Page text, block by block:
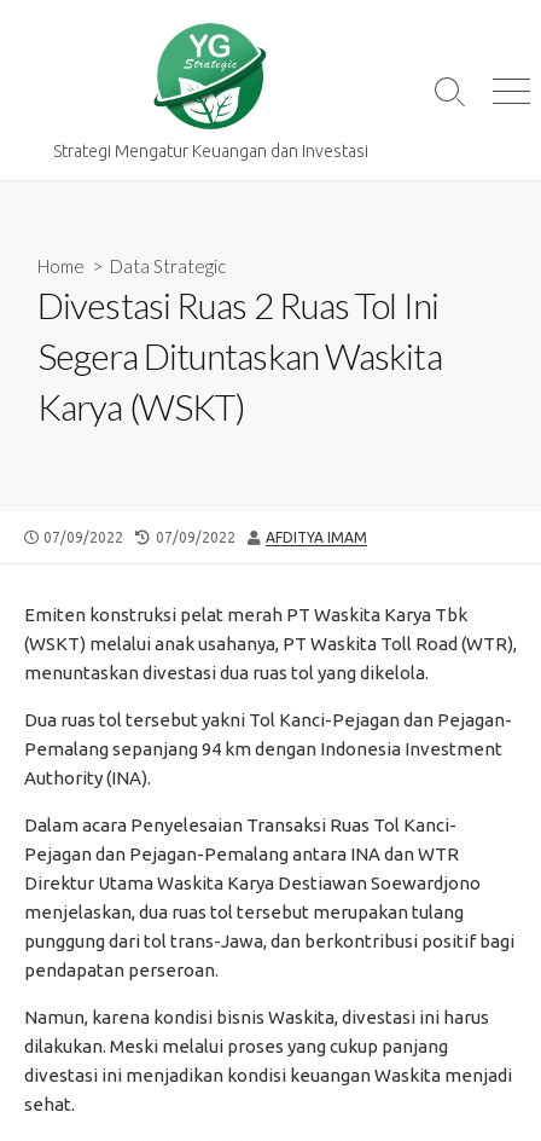
Strategi Mengatur Keuangan dan Investasi
Search
Home > Data Strategic
Divestasi Ruas 2 Ruas Tol Ini
Segera Dituntaskan Waskita
Karya (WSKT)
PUBLISHED
07/09/2022
LAST
07/09/2022 AUTHOR
AFDITYA IMAM
Emiten konstruksi pelat merah PT Waskita Karya Tbk
(WSKT) melalui anak usahanya, PT Waskita Toll Road (WTR),
menuntaskan divestasi dua ruas tol yang dikelola.
Dua ruas tol tersebut yakni Tol Kanci-Pejagan dan Pejagan-
Pemalang sepanjang 94 km dengan Indonesia Investment
Authority (INA).
Dalam acara Penyelesaian Transaksi Ruas Tol Kanci-
Pejagan dan Pejagan-Pemalang antara INA dan WTR
Direktur Utama Waskita Karya Destiawan Soewardjono
menjelaskan, dua ruas tol tersebut merupakan tulang
punggung dari tol trans-Jawa, dan berkontribusi positif bagi
pendapatan perseroan.
Namun, karena kondisi bisnis Waskita, divestasi ini harus
dilakukan. Meski melalui proses yang cukup panjang
divestasi ini menjadikan kondisi keuangan Waskita menjadi
sehat.